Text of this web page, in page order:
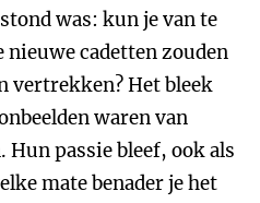
was: kun je van te
cadetten zouden
vertrekken? Het bleek
waren van
passie bleef, ook als
mate benader je het